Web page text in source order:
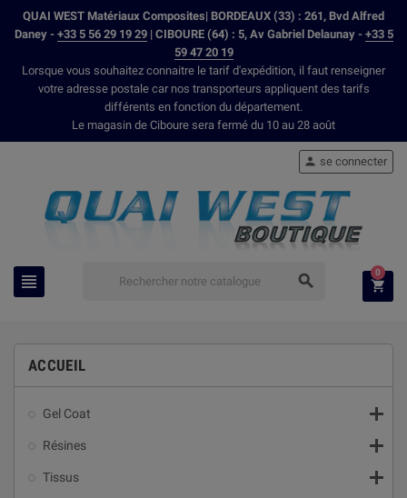
QUAI WEST Matériaux Composites| BORDEAUX (33) : 261, Bvd Alfred
Daney - +33 5 56 29 19 29| CIBOURE (64) : 5, Av Gabriel Delaunay - +33 5
59 47 20 19
Lorsque vous souhaitez connaitre le tarif d'expédition, il faut renseigner
votre adresse postale car nos transporteurs appliquent des tarifs
différents en fonction du département.
Le magasin de Ciboure sera fermé du 10 au 28 août
 
 se connecter

0
ACCUEIL
Gel Coat 
Résines 
Tissus 